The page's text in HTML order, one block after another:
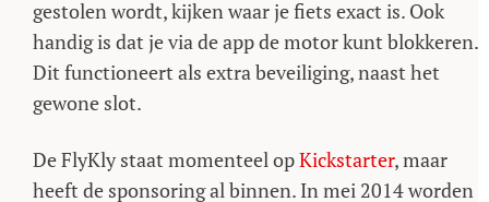
gestolen wordt, kijken waar je fiets exact is. Ook
handig is dat je via de app de motor kunt blokkeren.
Dit functioneert als extra beveiliging, naast het
gewone slot.
De FlyKly staat momenteel opKickstarter, maar
heeft de sponsoring al binnen. In mei 2014 worden